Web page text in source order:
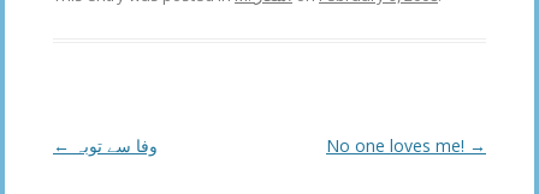
Post
← وفا سے توبہ No one loves me! →